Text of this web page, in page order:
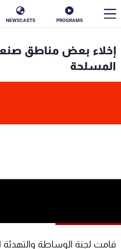
PROGRAMS
NEWSCASTS
إخلاء بعض مناطق
المسلحة
قامت لجنة الوساطة والتهدئة
الأخبار
الترددات